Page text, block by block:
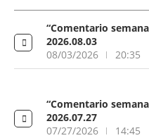
“Comentario
2026.08.03
08/03/2026
20:35
“Comentario
2026.07.27
07/27/2026
14:45